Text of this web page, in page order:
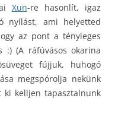
Xun-re hasonlít, igaz
nyílást, ami helyetted
az pont a tényleges
:) (A ráfúvásos okarina
fújjuk, huhogó
megspórolja nekünk
ki kelljen tapasztalnunk